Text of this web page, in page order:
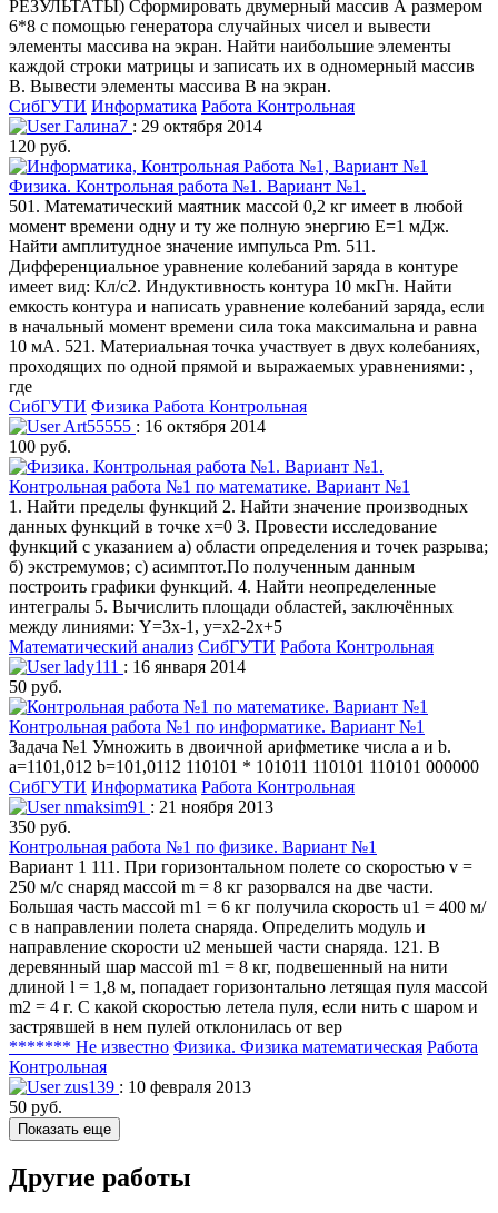
РЕЗУЛЬТАТЫ) Сформировать двумерный массив А размером
6*8 с помощью генератора случайных чисел и вывести
элементы массива на экран. Найти наибольшие элементы
каждой строки матрицы и записать их в одномерный массив
В. Вывести элементы массива В на экран.
СибГУТИ Информатика Работа Контрольная
Галина7 : 29 октября 2014
120 руб.
Физика. Контрольная работа №1. Вариант №1.
501. Математический маятник массой 0,2 кг имеет в любой
момент времени одну и ту же полную энергию Е=1 мДж.
Найти амплитудное значение импульса Рm. 511.
Дифференциальное уравнение колебаний заряда в контуре
имеет вид: Кл/с2. Индуктивность контура 10 мкГн. Найти
емкость контура и написать уравнение колебаний заряда, если
в начальный момент времени сила тока максимальна и равна
10 мА. 521. Материальная точка участвует в двух колебаниях,
проходящих по одной прямой и выражаемых уравнениями: ,
где
СибГУТИ Физика Работа Контрольная
Art55555 : 16 октября 2014
100 руб.
Контрольная работа №1 по математике. Вариант №1
1. Найти пределы функций 2. Найти значение производных
данных функций в точке x=0 3. Провести исследование
функций с указанием а) области определения и точек разрыва;
б) экстремумов; с) асимптот.По полученным данным
построить графики функций. 4. Найти неопределенные
интегралы 5. Вычислить площади областей, заключённых
между линиями: Y=3x-1, y=x2-2x+5
Математический анализ СибГУТИ Работа Контрольная
lady111 : 16 января 2014
50 руб.
Контрольная работа №1 по информатике. Вариант №1
Задача №1 Умножить в двоичной арифметике числа a и b.
a=1101,012 b=101,0112 110101 * 101011 110101 110101 000000
СибГУТИ Информатика Работа Контрольная
nmaksim91 : 21 ноября 2013
350 руб.
Контрольная работа №1 по физике. Вариант №1
Вариант 1 111. При горизонтальном полете со скоростью v =
250 м/с снаряд массой m = 8 кг разорвался на две части.
Большая часть массой m1 = 6 кг получила скорость u1 = 400 м/
с в направлении полета снаряда. Определить модуль и
направление скорости u2 меньшей части снаряда. 121. В
деревянный шар массой m1 = 8 кг, подвешенный на нити
длиной l = 1,8 м, попадает горизонтально летящая пуля массой
m2 = 4 г. С какой скоростью летела пуля, если нить с шаром и
застрявшей в нем пулей отклонилась от вер
******* Не известно Физика. Физика математическая Работа
Контрольная
zus139 : 10 февраля 2013
50 руб.
Показать еще
Другие работы